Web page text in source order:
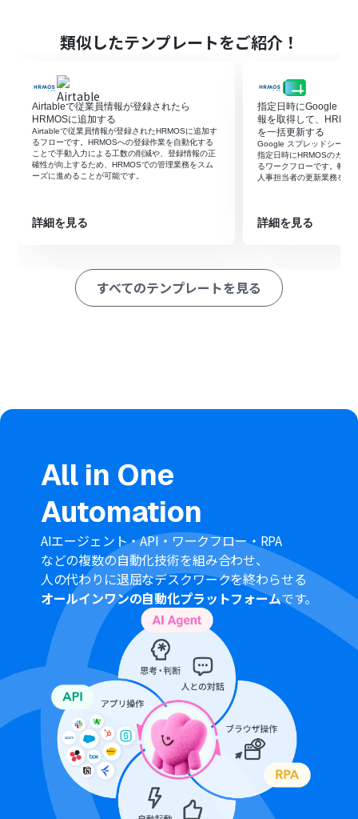
このフローは、フォームから送信された履歴書をOCRで読み取
手動作業を効率化することが可能です。
履歴書のデータを元に登録作業をシームレスに行えるため、正
確なデータをHRMOSに登録して管理することができます。
HRMOSへの登録作業を自動化することで、誤入力や登録漏れの
心配もなくなり、入社手続きをスムーズに進めることができま
す。
■注意事項
・HRMOSのマイアプリ連携方法はこちらをご参照ください。
・AIオペレーションはチームプラン・サクセスプランでのみご
利用いただける機能となっております。フリープラン・ミニプラ
ができます。
類似したテンプレートをご紹介！
Airtableで従業員情報が登録されたら
HRMOSに追加する
Airtableで従業員情報が登録されたHRMOSに追加す
るフローです。HRMOSへの登録作業を自動化する
ことで手動入力による工数の削減や、登録情報の正
確性が向上するため、HRMOSでの管理業務をスム
ーズに進めることが可能です。
詳細を見る
指定日時にGoogle ス
報を取得して、
を一括更新する
Google スプレッドシート
指定日時にHRMOSのカス
るワークフローです。転記
人事担当者の更新業務を効
詳細を見る
すべてのテンプレートを見る
All in One
Automation
AIエージェント・API・ワークフロー・RPA
などの複数の自動化技術を組み合わせ、
人の代わりに退屈なデスクワークを終わらせる
オールインワンの自動化プラットフォームです。